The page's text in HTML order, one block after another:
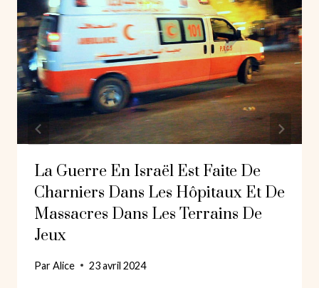
La Guerre En Israël Est Faite De
Charniers Dans Les Hôpitaux Et De
Massacres Dans Les Terrains De
Jeux
ParAlice 23 avril 2024